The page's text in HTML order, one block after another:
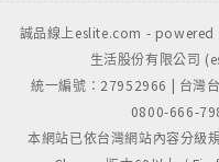
誠品線上eslite.com - powered
生活股份有限公司
統一編號：27952966 | 台灣
0800-666-
本網站已依台灣網站內容分級